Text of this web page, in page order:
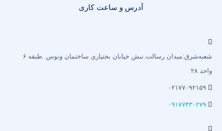
آدرس و ساعت کاری
شعبه‌شرق:میدان رسالت.نبش خیابان بختیاری‌ ساختمان ونوس .طبقه ۶
واحد ۲۸
۰۲۱۷۷۰۹۲۱۵۹
۰۹۱۷۷۴۳۰۲۷۹